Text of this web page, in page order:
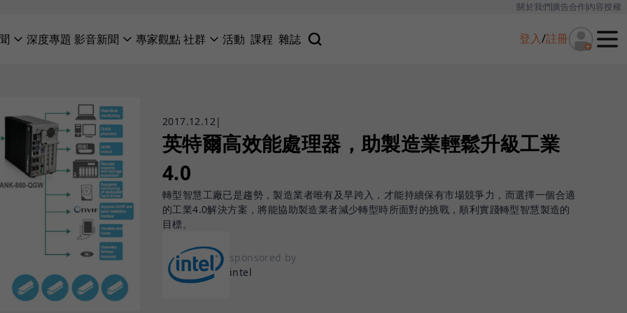
關於我們廣告合作內容授權
深度專題 影音新聞 專家觀點社群 活動 課程 雜誌 登入/註冊
2017.12.12|
英特爾高效能處理器，助製造業輕鬆升級工業
4.0
轉型智慧工廠已是趨勢，製造業者唯有及早跨入，才能持續保有市場競爭力，而選擇一個合適
的工業4.0解決方案，將能協助製造業者減少轉型時所面對的挑戰，順利實踐轉型智慧製造的
目標。
sponsored by
intel